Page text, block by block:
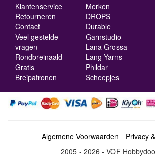
Klantenservice
Retourneren
Contact
Veel gestelde
vragen
Rondbreinaald
Gratis
Breipatronen
Merken
DROPS
Durable
Garnstudio
Lana Grossa
Lang Yarns
Phildar
Scheepjes
Algemene Voorwaarden
Privacy
2005 - 2026 - VOF